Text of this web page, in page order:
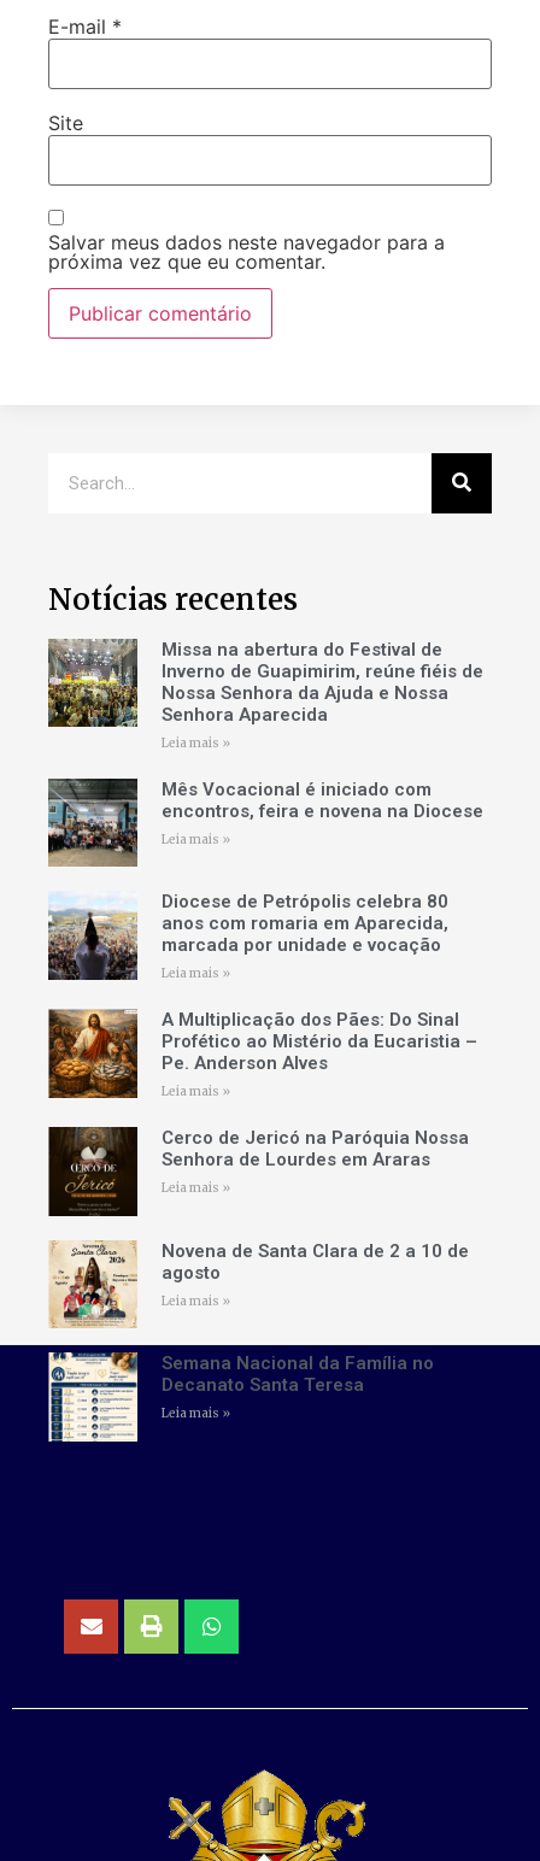
E-mail *
Site
Salvar meus dados neste navegador para a
próxima vez que eu comentar.
Notícias recentes
Missa na abertura do Festival de
Inverno de Guapimirim, reúne fiéis de
Nossa Senhora da Ajuda e Nossa
Senhora Aparecida
Leia mais »
Mês Vocacional é iniciado com
encontros, feira e novena na Diocese
Leia mais »
Diocese de Petrópolis celebra 80
anos com romaria em Aparecida,
marcada por unidade e vocação
Leia mais »
A Multiplicação dos Pães: Do Sinal
Profético ao Mistério da Eucaristia –
Pe. Anderson Alves
Leia mais »
Cerco de Jericó na Paróquia Nossa
Senhora de Lourdes em Araras
Leia mais »
Novena de Santa Clara de 2 a 10 de
agosto
Leia mais »
Semana Nacional da Família no
Decanato Santa Teresa
Leia mais »